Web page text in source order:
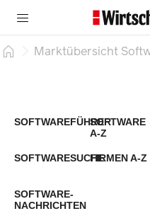
Marktübersicht
SOFTWAREFÜHRERSOFTWARE
A-Z
SOFTWARESUCHEFIRMEN A-Z
SOFTWARE-
NACHRICHTEN